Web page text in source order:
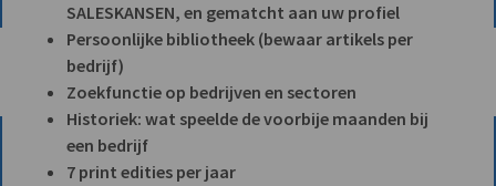
SALESKANSEN, en gematcht aan uw profiel
Persoonlijke bibliotheek (bewaar artikels per
bedrijf)
Zoekfunctie op bedrijven en sectoren
Historiek: wat speelde de voorbije maanden bij
een bedrijf
7 print edities per jaar